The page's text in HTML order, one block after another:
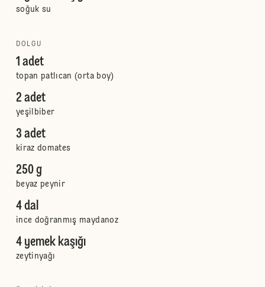
soğuk su
DOLGU
1 adet
topan patlıcan (orta boy)
2 adet
yeşilbiber
3 adet
kiraz domates
250 g
beyaz peynir
4 dal
ince doğranmış maydanoz
4 yemek kaşığı
zeytinyağı